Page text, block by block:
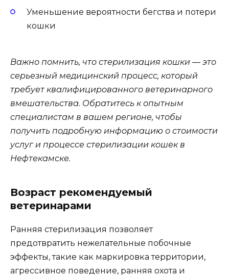
Уменьшение вероятности бегства и потери
кошки
Важно помнить, что стерилизация кошки — это
серьезный медицинский процесс, который
требует квалифицированного ветеринарного
вмешательства. Обратитесь к опытным
специалистам в вашем регионе, чтобы
получить подробную информацию о стоимости
услуг и процессе стерилизации кошек в
Нефтекамске.
Возраст рекомендуемый
ветеринарами
Ранняя стерилизация позволяет
предотвратить нежелательные побочные
эффекты, такие как маркировка территории,
агрессивное поведение, ранняя охота и